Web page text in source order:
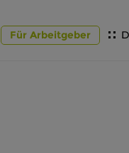
Für Arbeitgeber